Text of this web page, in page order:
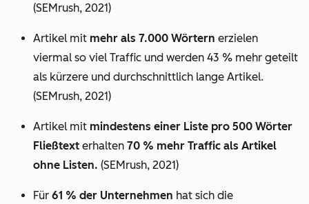
(SEMrush, 2021)
Artikel mit mehr als 7.000 Wörtern erzielen
viermal so viel Traffic und werden 43 % mehr geteilt
als kürzere und durchschnittlich lange Artikel.
(SEMrush, 2021)
Artikel mit mindestens einer Liste pro 500 Wörter
Fließtext erhalten 70 % mehr Traffic als Artikel
ohne Listen. (SEMrush, 2021)
Für 61 % der Unternehmen hat sich die